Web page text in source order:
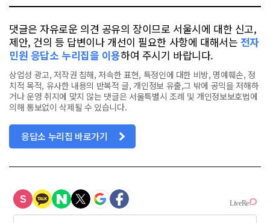
댓글은 자유로운 의견 공유의 장이므로 서울시에 대한 신고,
제안, 건의 등 답변이나 개선이 필요한 사항에 대해서는 전자
민원 응답소 누리집을 이용하여 주시기 바랍니다.
상업성 광고, 저작권 침해, 저속한 표현, 특정인에 대한 비방, 명예훼손, 정
치적 목적, 유사한 내용의 반복적 글, 개인정보 유출,그 밖에 공익을 저해하
거나 운영 취지에 맞지 않는 댓글은 서울특별시 조례 및 개인정보보호법에
의해 통보없이 삭제될 수 있습니다.
응답소 누리집 바로가기